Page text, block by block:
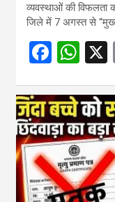
व्यवस्थाओं की विफलता
जिले में 7 अगस्त से
F
ce
b
o
o
k
W
at
s
A
p
p